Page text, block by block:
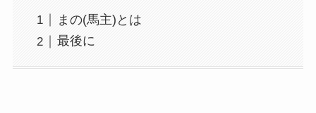
まの(馬主)とは
最後に